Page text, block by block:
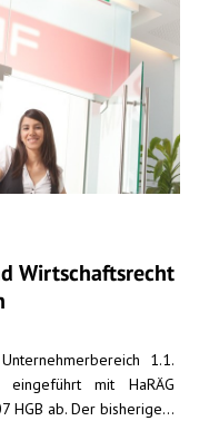
Wirtschaftsrecht
1.1.
eingeführt mit HaRÄG
HGB ab. Der bisherige...